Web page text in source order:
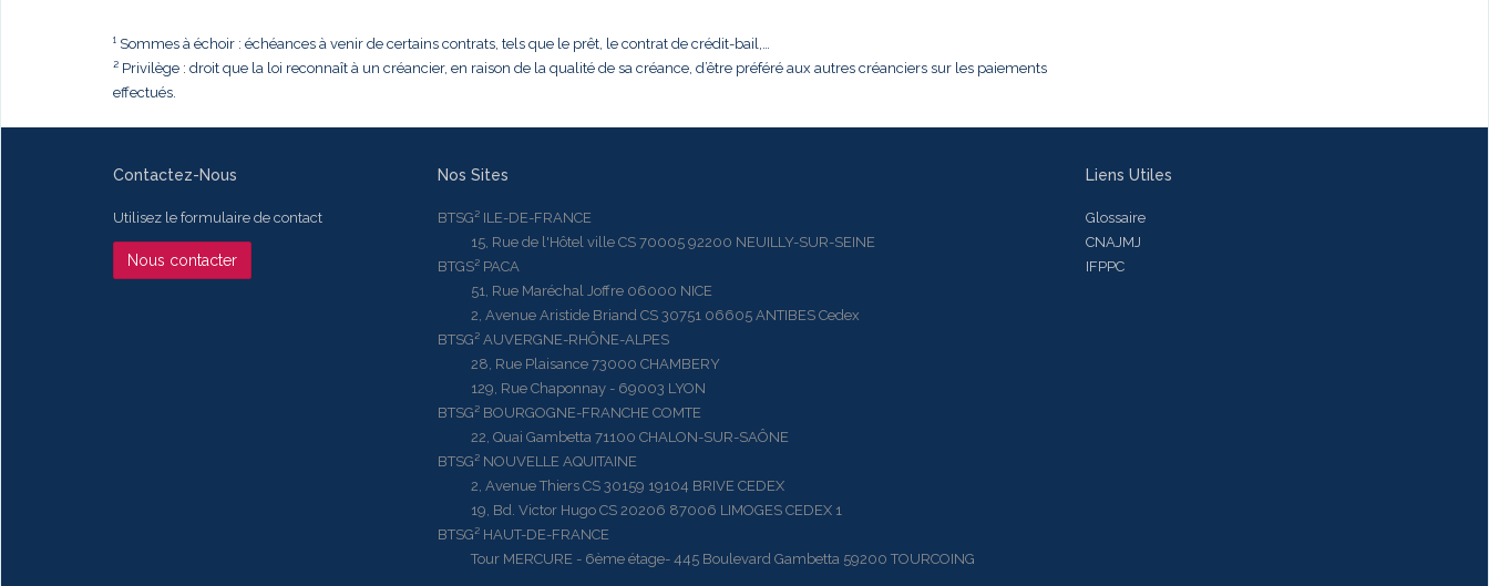
¹ Sommes à échoir : échéances à venir de certains contrats, tels que le prêt, le contrat de crédit-bail,…
² Privilège : droit que la loi reconnaît à un créancier, en raison de la qualité de sa créance, d’être préféré aux autres créanciers sur les paiements
effectués.
Contactez-Nous
Utilisez le formulaire de contact
Nous contacter
Nos Sites
BTSG² ILE-DE-FRANCE
15, Rue de l'Hôtel ville CS 70005 92200 NEUILLY-SUR-SEINE
BTGS² PACA
51, Rue Maréchal Joffre 06000 NICE
2, Avenue Aristide Briand CS 30751 06605 ANTIBES Cedex
BTSG² AUVERGNE-RHÔNE-ALPES
28, Rue Plaisance 73000 CHAMBERY
129, Rue Chaponnay - 69003 LYON
BTSG² BOURGOGNE-FRANCHE COMTE
22, Quai Gambetta 71100 CHALON-SUR-SAÔNE
BTSG² NOUVELLE AQUITAINE
2, Avenue Thiers CS 30159 19104 BRIVE CEDEX
19, Bd. Victor Hugo CS 20206 87006 LIMOGES CEDEX 1
BTSG² HAUT-DE-FRANCE
Tour MERCURE - 6ème étage- 445 Boulevard Gambetta 59200 TOURCOING
Liens Utiles
Glossaire
CNAJMJ
IFPPC